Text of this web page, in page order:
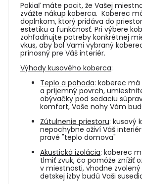
Pokiaľ máte pocit, že Vašej
zvážte nákup koberca. Koberec
doplnkom, ktorý pridáva do
estetiku a funkčnosť. Pri výbere
zohľadňujte potreby konkrétnej
vkus, aby bol Vami vybraný
prínosný pre Váš interiér.
Výhody kusového koberca:
Teplo a pohoda: koberec má
a príjemný povrch,
obývačky pod sedaciu
komfort, Vaše nohy Vám
Zútulnenie priestoru: kusový
nepochybne oživí Váš
pravé "teplo domova"
Akustická izolácia: koberec
tlmiť zvuk, čo pomôže znížiť
v miestnosti, vhodne
detskej izby budú Vaši